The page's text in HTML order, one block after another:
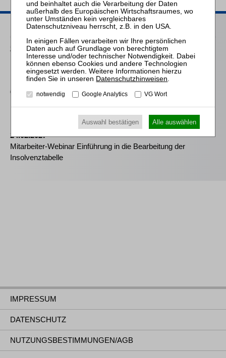
Passende Seminare
25.08.2026
Praktiker-Webinar Vom Listenplatz zur Zulassung – Das neue
Berufsrecht der Insolvenzverwalter
07.10.2026
24.02.2027
Mitarbeiter-Webinar Einführung in die Bearbeitung der
Insolvenztabelle
IMPRESSUM
DATENSCHUTZ
NUTZUNGSBESTIMMUNGEN/AGB
Datenschutzhinweisen
notwendig Google Analytics VG Wort
Auswahl bestätigen Alle auswählen